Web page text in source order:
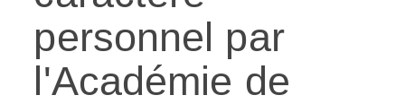
personnel par
l'Académie de